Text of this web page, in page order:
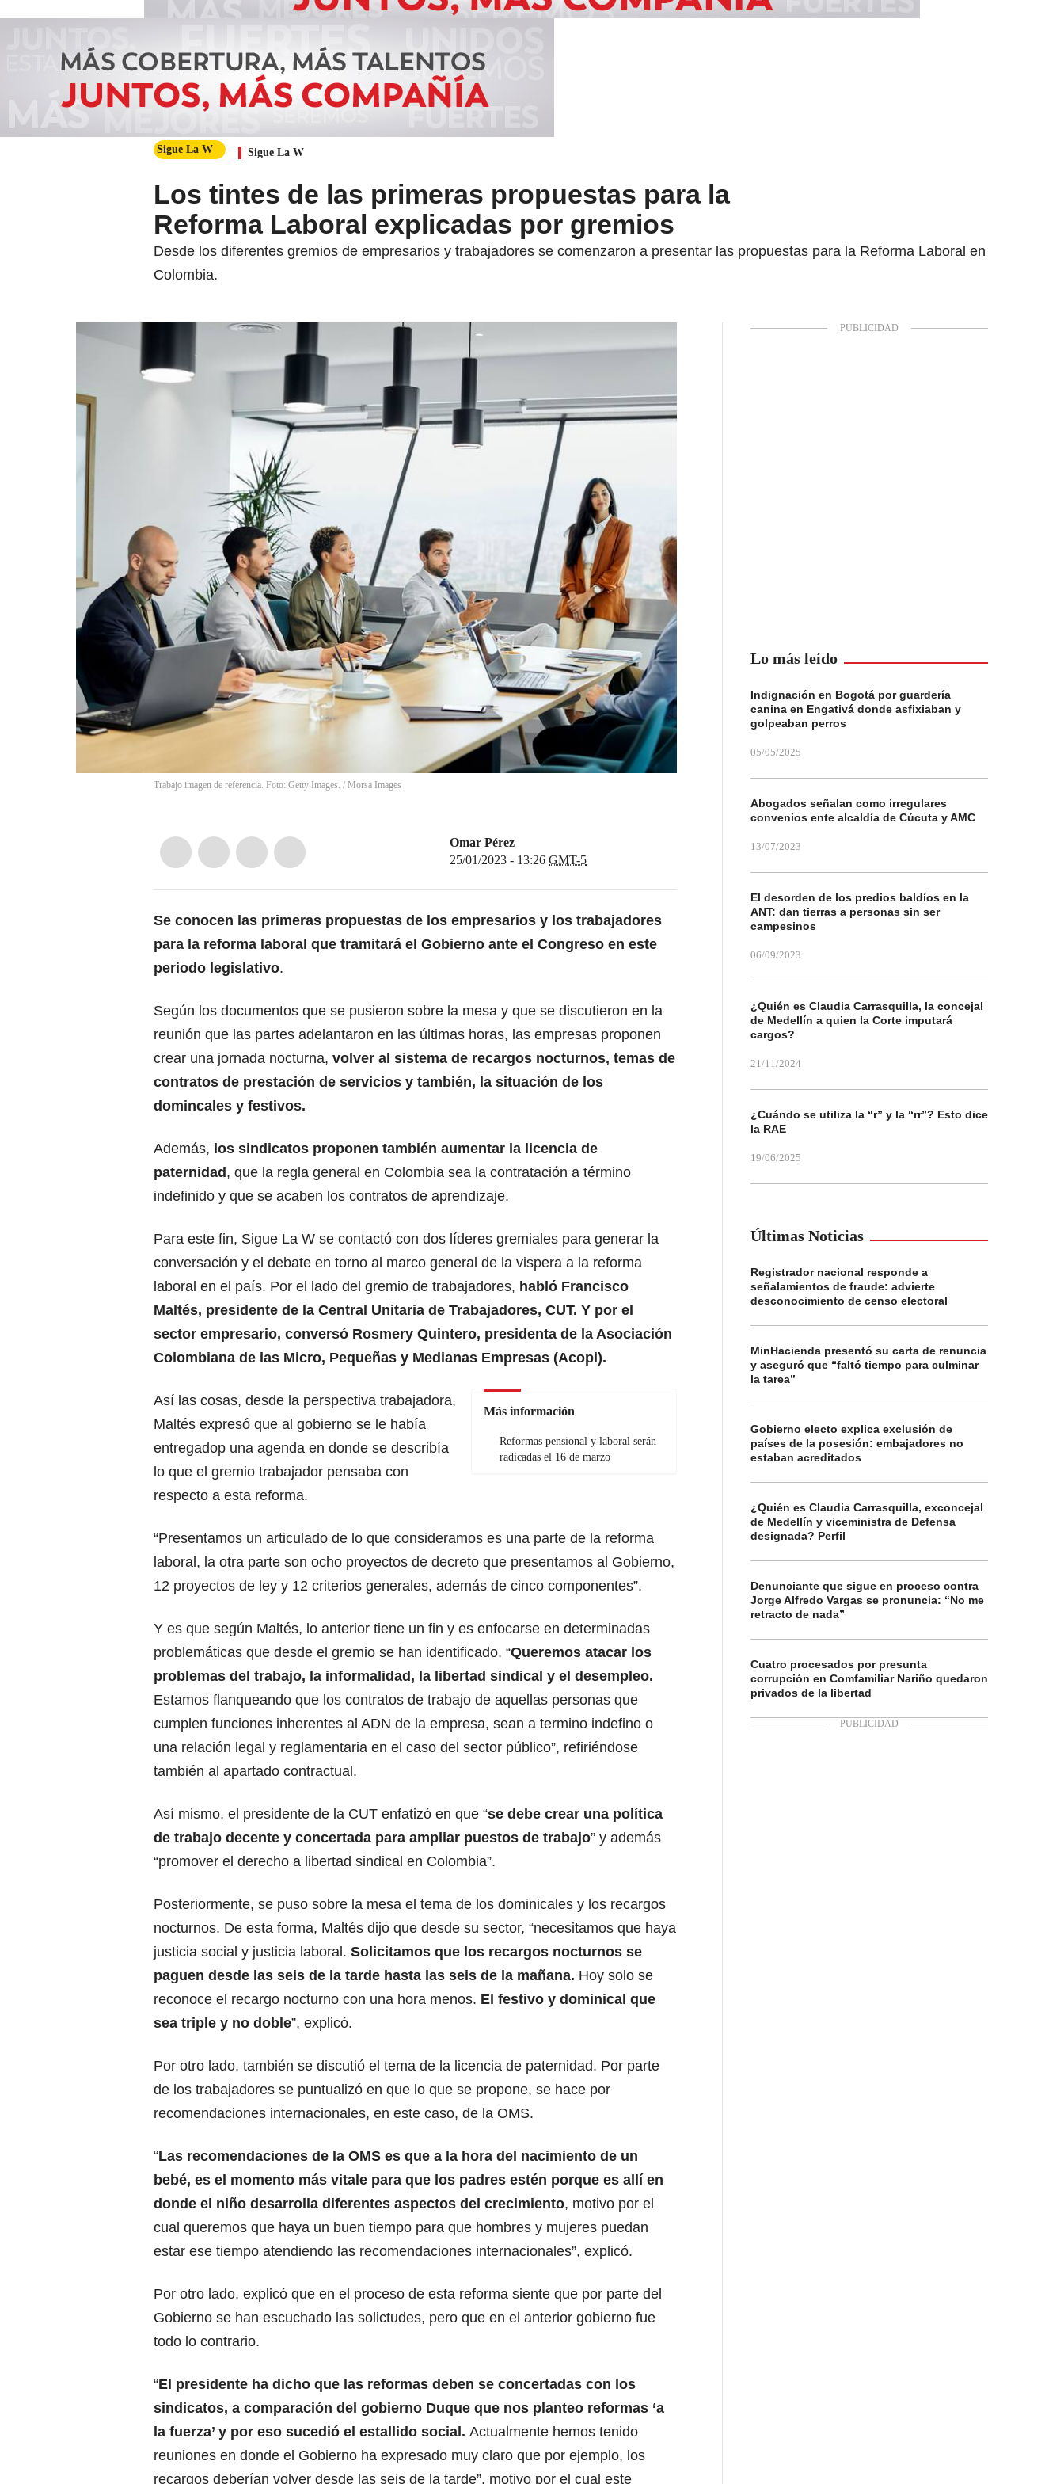
Sigue La W Sigue La W
Los tintes de las primeras propuestas para la
Reforma Laboral explicadas por gremios
Desde los diferentes gremios de empresarios y trabajadores se comenzaron a presentar las propuestas para la Reforma Laboral en
Colombia.
Trabajo imagen de referencia. Foto: Getty Images. / Morsa Images
Omar Pérez
25/01/2023 - 13:26 GMT-5
Se conocen las primeras propuestas de los empresarios y los trabajadores
para la reforma laboral que tramitará el Gobierno ante el Congreso en este
periodo legislativo.
Según los documentos que se pusieron sobre la mesa y que se discutieron en la
reunión que las partes adelantaron en las últimas horas, las empresas proponen
crear una jornada nocturna, volver al sistema de recargos nocturnos, temas de
contratos de prestación de servicios y también, la situación de los
domincales y festivos.
Además, los sindicatos proponen también aumentar la licencia de
paternidad , que la regla general en Colombia sea la contratación a término
indefinido y que se acaben los contratos de aprendizaje.
Para este fin, Sigue La W se contactó con dos líderes gremiales para generar la
conversación y el debate en torno al marco general de la vispera a la reforma
laboral en el país. Por el lado del gremio de trabajadores, habló Francisco
Maltés, presidente de la Central Unitaria de Trabajadores, CUT. Y por el
sector empresario, conversó Rosmery Quintero, presidenta de la Asociación
Colombiana de las Micro, Pequeñas y Medianas Empresas (Acopi).
Más información
Reformas pensional y laboral serán
radicadas el 16 de marzo
Así las cosas, desde la perspectiva trabajadora,
Maltés expresó que al gobierno se le había
entregadop una agenda en donde se describía
lo que el gremio trabajador pensaba con
respecto a esta reforma.
“Presentamos un articulado de lo que consideramos es una parte de la reforma
laboral, la otra parte son ocho proyectos de decreto que presentamos al Gobierno,
12 proyectos de ley y 12 criterios generales, además de cinco componentes”.
Y es que según Maltés, lo anterior tiene un fin y es enfocarse en determinadas
problemáticas que desde el gremio se han identificado. “Queremos atacar los
problemas del trabajo, la informalidad, la libertad sindical y el desempleo.
Estamos flanqueando que los contratos de trabajo de aquellas personas que
cumplen funciones inherentes al ADN de la empresa, sean a termino indefino o
una relación legal y reglamentaria en el caso del sector público”, refiriéndose
también al apartado contractual.
Así mismo, el presidente de la CUT enfatizó en que “se debe crear una política
de trabajo decente y concertada para ampliar puestos de trabajo” y además
“promover el derecho a libertad sindical en Colombia”.
Posteriormente, se puso sobre la mesa el tema de los dominicales y los recargos
nocturnos. De esta forma, Maltés dijo que desde su sector, “necesitamos que haya
justicia social y justicia laboral. Solicitamos que los recargos nocturnos se
paguen desde las seis de la tarde hasta las seis de la mañana. Hoy solo se
reconoce el recargo nocturno con una hora menos. El festivo y dominical que
sea triple y no doble”, explicó.
Por otro lado, también se discutió el tema de la licencia de paternidad. Por parte
de los trabajadores se puntualizó en que lo que se propone, se hace por
recomendaciones internacionales, en este caso, de la OMS.
“Las recomendaciones de la OMS es que a la hora del nacimiento de un
bebé, es el momento más vitale para que los padres estén porque es allí en
donde el niño desarrolla diferentes aspectos del crecimiento, motivo por el
cual queremos que haya un buen tiempo para que hombres y mujeres puedan
estar ese tiempo atendiendo las recomendaciones internacionales”, explicó.
Por otro lado, explicó que en el proceso de esta reforma siente que por parte del
Gobierno se han escuchado las solictudes, pero que en el anterior gobierno fue
todo lo contrario.
“El presidente ha dicho que las reformas deben se concertadas con los
sindicatos, a comparación del gobierno Duque que nos planteo reformas ‘a
la fuerza’ y por eso sucedió el estallido social. Actualmente hemos tenido
reuniones en donde el Gobierno ha expresado muy claro que por ejemplo, los
recargos deberían volver desde las seis de la tarde”, motivo por el cual este
Lo más leído
Indignación en Bogotá por guardería
canina en Engativá donde asfixiaban y
golpeaban perros
05/05/2025
Abogados señalan como irregulares
convenios ente alcaldía de Cúcuta y AMC
13/07/2023
El desorden de los predios baldíos en la
ANT: dan tierras a personas sin ser
campesinos
06/09/2023
¿Quién es Claudia Carrasquilla, la concejal
de Medellín a quien la Corte imputará
cargos?
21/11/2024
¿Cuándo se utiliza la “r” y la “rr”? Esto dice
la RAE
19/06/2025
Últimas Noticias
Registrador nacional responde a
señalamientos de fraude: advierte
desconocimiento de censo electoral
MinHacienda presentó su carta de renuncia
y aseguró que “faltó tiempo para culminar
la tarea”
Gobierno electo explica exclusión de
países de la posesión: embajadores no
estaban acreditados
¿Quién es Claudia Carrasquilla, exconcejal
de Medellín y viceministra de Defensa
designada? Perfil
Denunciante que sigue en proceso contra
Jorge Alfredo Vargas se pronuncia: “No me
retracto de nada”
Cuatro procesados por presunta
corrupción en Comfamiliar Nariño quedaron
privados de la libertad